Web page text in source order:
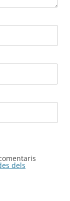
dels